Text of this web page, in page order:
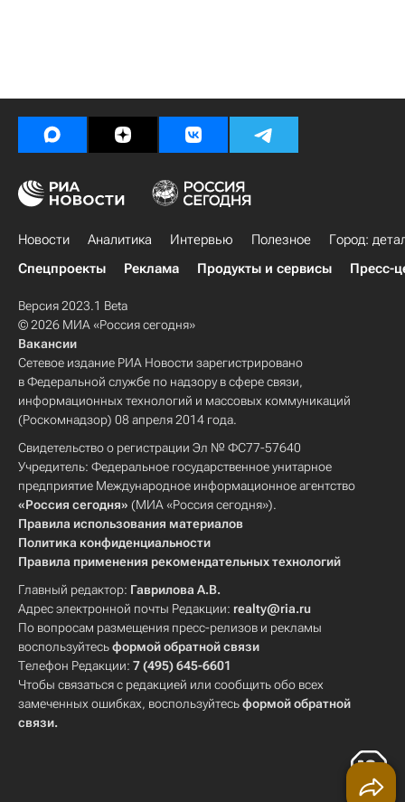
Новости Аналитика Интервью Полезное
Город:
Спецпроекты
Реклама Продукты и сервисы Пресс-
Версия 2023.1 Beta
© 2026 МИА «Россия сегодня»
Вакансии
Сетевое издание РИА Новости зарегистрировано
в Федеральной службе по надзору в сфере связи,
информационных технологий и массовых коммуникаций
(Роскомнадзор) 08 апреля 2014 года.
Свидетельство о регистрации Эл № ФС77-57640
Учредитель: Федеральное государственное унитарное
предприятие Международное информационное агентство
«Россия сегодня» (МИА «Россия сегодня»).
Правила использования материалов
Политика конфиденциальности
Правила применения рекомендательных технологий
Главный редактор: Гаврилова А.В.
Адрес электронной почты Редакции: realty@ria.ru
По вопросам размещения пресс-релизов и рекламы
воспользуйтесьформой обратной связи
Телефон Редакции: 7 (495) 645-6601
Чтобы связаться с редакцией или сообщить обо всех
замеченных ошибках, воспользуйтесьформой обратной
связи.